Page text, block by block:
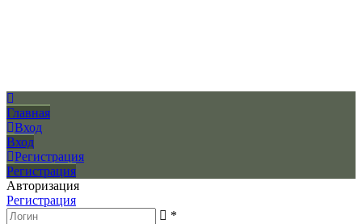
Главная
Вход
Вход
Регистрация
Регистрация
Авторизация
Регистрация
*